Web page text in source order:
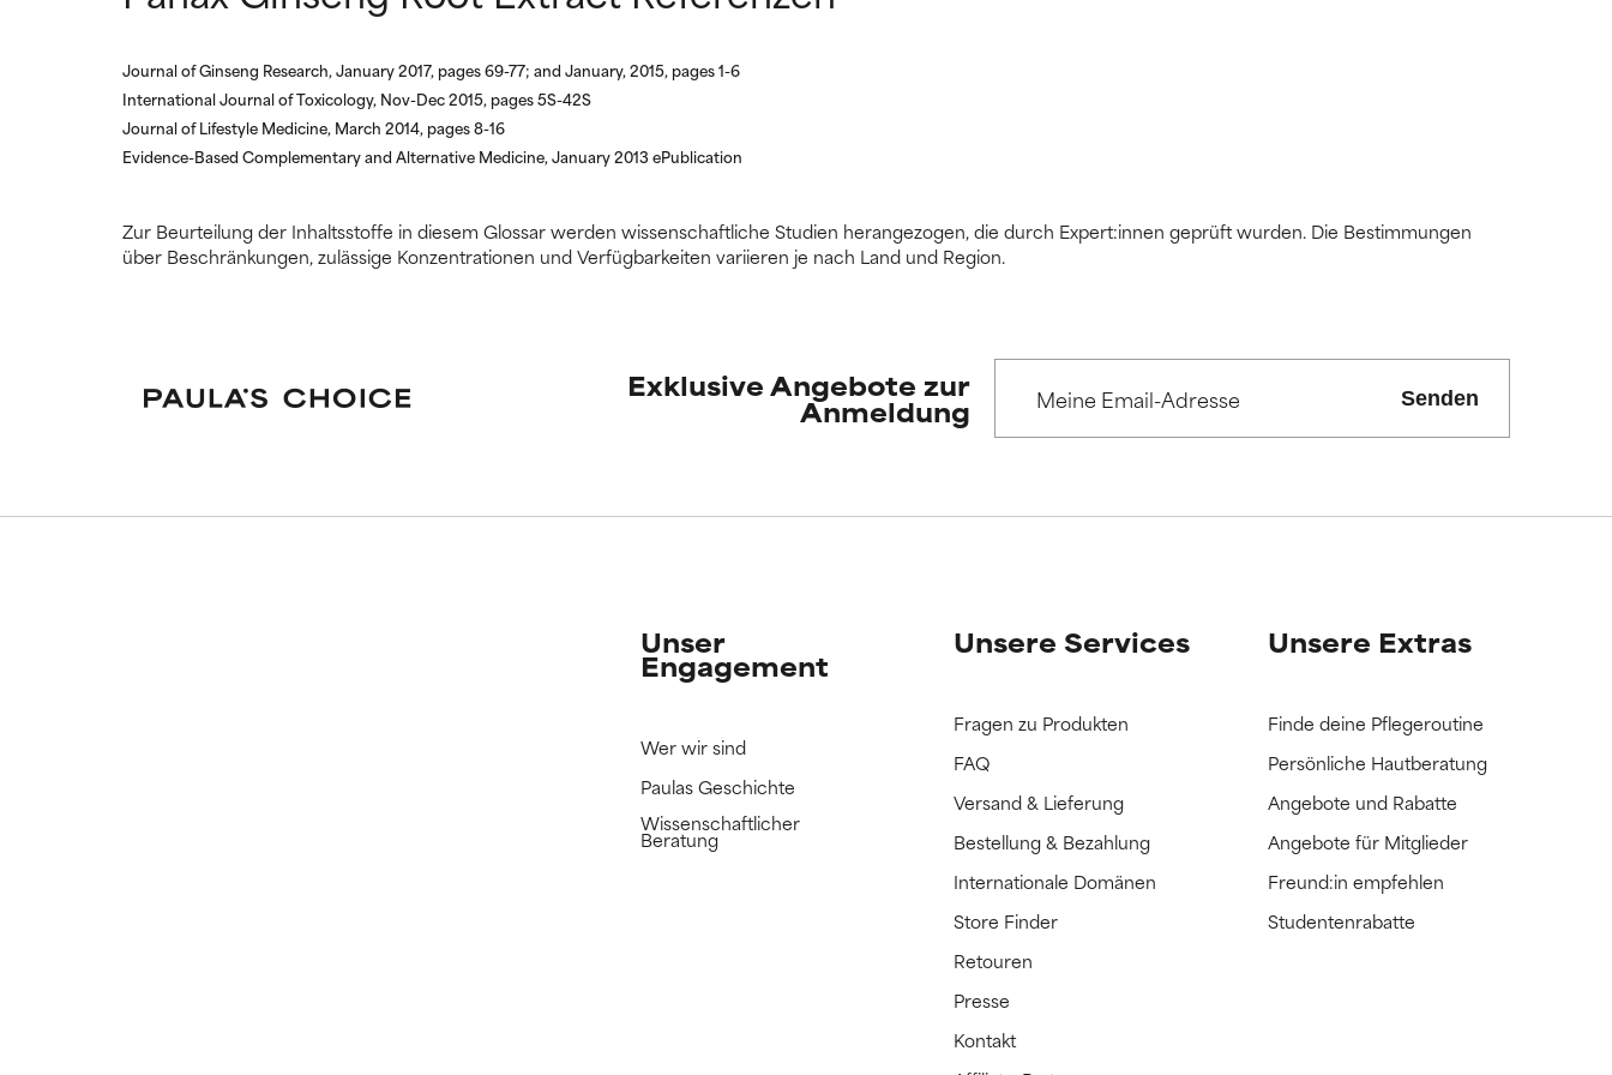
Journal of Ginseng Research, January 2017, pages 69-77; and January, 2015, pages 1-6
International Journal of Toxicology, Nov-Dec 2015, pages 5S-42S
Journal of Lifestyle Medicine, March 2014, pages 8-16
Evidence-Based Complementary and Alternative Medicine, January 2013 ePublication
Zur Beurteilung der Inhaltsstoffe in diesem Glossar werden wissenschaftliche Studien herangezogen, die durch Expert:innen geprüft wurden. Die Bestimmungen
über Beschränkungen, zulässige Konzentrationen und Verfügbarkeiten variieren je nach Land und Region.
Wir haben diesen Inhaltsstoff noch nicht eingestuft, da wir noch keine Gelegenheit hatten, die
Wir haben diesen Inhaltsstoff noch nicht eingestuft, da wir noch keine Gelegenheit hatten, die
Exklusive Angebote zur
Anmeldung Senden
Unser
Engagement
Wer wir sind
Paulas Geschichte
Wissenschaftlicher
Beratung
Unsere Services
Fragen zu Produkten
FAQ
Versand & Lieferung
Bestellung & Bezahlung
Internationale Domänen
Store Finder
Retouren
Presse
Kontakt
Unsere Extras
Finde deine Pflegeroutine
Persönliche Hautberatung
Angebote und Rabatte
Angebote für Mitglieder
Freund:in empfehlen
Studentenrabatte